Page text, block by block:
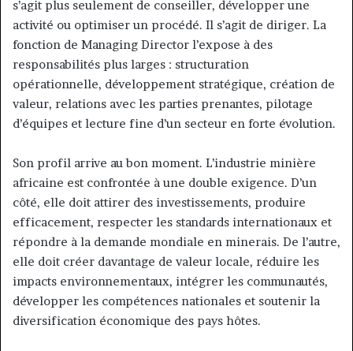
s’agit plus seulement de conseiller, développer une
activité ou optimiser un procédé. Il s’agit de diriger. La
fonction de Managing Director l’expose à des
responsabilités plus larges : structuration
opérationnelle, développement stratégique, création de
valeur, relations avec les parties prenantes, pilotage
d’équipes et lecture fine d’un secteur en forte évolution.
Son profil arrive au bon moment. L’industrie minière
africaine est confrontée à une double exigence. D’un
côté, elle doit attirer des investissements, produire
efficacement, respecter les standards internationaux et
répondre à la demande mondiale en minerais. De l’autre,
elle doit créer davantage de valeur locale, réduire les
impacts environnementaux, intégrer les communautés,
développer les compétences nationales et soutenir la
diversification économique des pays hôtes.